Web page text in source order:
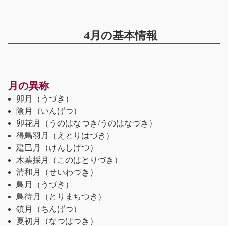
4月の基本情報
月の異称
卯月
（うづき）
陰月
（いんげつ）
卯花月
（うのはなつき/うのはなづき）
得鳥羽月
（えとりはづき）
建巳月
（けんしげつ）
木葉採月
（このはとりづき）
清和月
（せいわづき）
鳥月
（うづき）
鳥待月
（とりまちつき）
鎮月
（ちんげつ）
夏初月
（なつはつき）